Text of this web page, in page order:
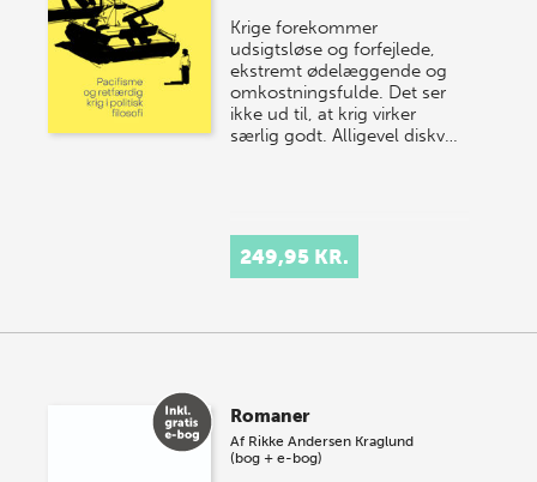
Krige forekommer
udsigtsløse og forfejlede,
ekstremt ødelæggende og
omkostningsfulde. Det ser
ikke ud til, at krig virker
særlig godt. Alligevel diskv…
249,95 KR.
Romaner
Af Rikke Andersen Kraglund
(bog + e-bog)